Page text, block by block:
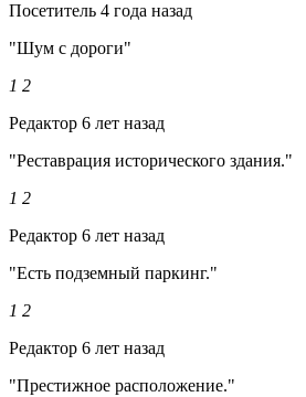
Посетитель 4 года назад
"Шум с дороги"
1 2
Редактор 6 лет назад
"Реставрация исторического здания."
1 2
Редактор 6 лет назад
"Есть подземный паркинг."
1 2
Редактор 6 лет назад
"Престижное расположение."